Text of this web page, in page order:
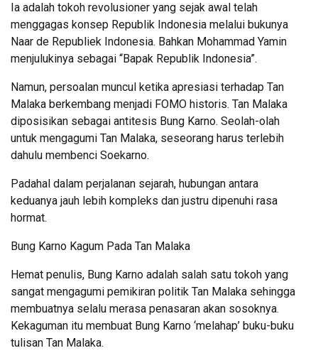
Ia adalah tokoh revolusioner yang sejak awal telah
menggagas konsep Republik Indonesia melalui bukunya
Naar de Republiek Indonesia. Bahkan Mohammad Yamin
menjulukinya sebagai “Bapak Republik Indonesia”.
Namun, persoalan muncul ketika apresiasi terhadap Tan
Malaka berkembang menjadi FOMO historis. Tan Malaka
diposisikan sebagai antitesis Bung Karno. Seolah-olah
untuk mengagumi Tan Malaka, seseorang harus terlebih
dahulu membenci Soekarno.
Padahal dalam perjalanan sejarah, hubungan antara
keduanya jauh lebih kompleks dan justru dipenuhi rasa
hormat.
Bung Karno Kagum Pada Tan Malaka
Hemat penulis, Bung Karno adalah salah satu tokoh yang
sangat mengagumi pemikiran politik Tan Malaka sehingga
membuatnya selalu merasa penasaran akan sosoknya.
Kekaguman itu membuat Bung Karno ‘melahap’ buku-buku
tulisan Tan Malaka.